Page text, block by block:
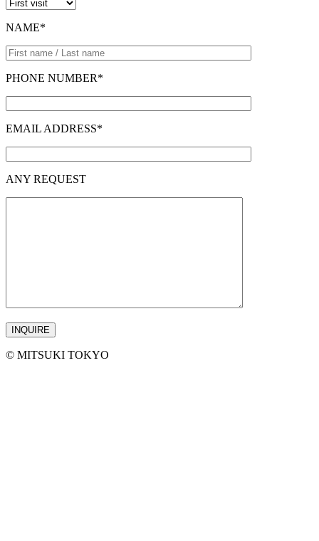
NAME*
PHONE NUMBER*
EMAIL ADDRESS*
ANY REQUEST
©︎ MITSUKI TOKYO